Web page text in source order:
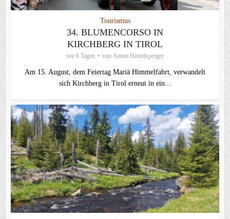
Tourismus
34. BLUMENCORSO IN
KIRCHBERG IN TIROL
vor 6 Tagen von Anton Hötzelsperger
Am 15. August, dem Feiertag Mariä Himmelfahrt, verwandelt
sich Kirchberg in Tirol erneut in ein...